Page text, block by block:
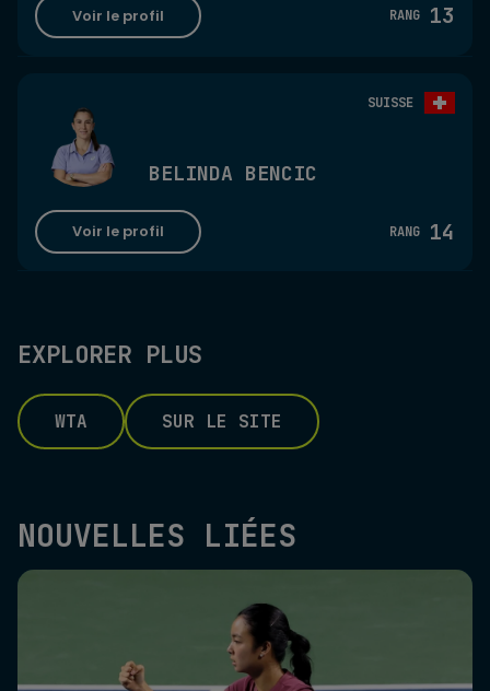
Voir le profil RANG 13
SUISSE
BELINDA BENCIC
Voir le profil RANG 14
EXPLORER PLUS
WTA SUR LE SITE
NOUVELLES LIÉES